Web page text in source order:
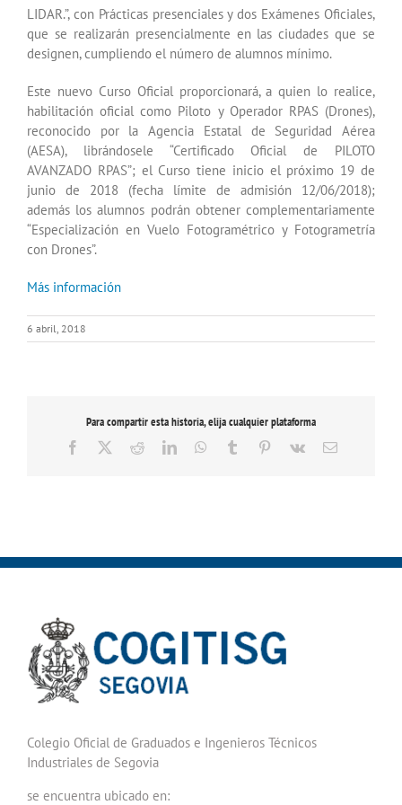
LIDAR.”, con Prácticas presenciales y dos Exámenes Oficiales,
que se realizarán presencialmente en las ciudades que se
designen, cumpliendo el número de alumnos mínimo.
Este nuevo Curso Oficial proporcionará, a quien lo realice,
habilitación oficial como Piloto y Operador RPAS (Drones),
reconocido por la Agencia Estatal de Seguridad Aérea
(AESA), librándosele “Certificado Oficial de PILOTO
AVANZADO RPAS”; el Curso tiene inicio el próximo 19 de
junio de 2018 (fecha límite de admisión 12/06/2018);
además los alumnos podrán obtener complementariamente
“Especialización en Vuelo Fotogramétrico y Fotogrametría
con Drones”.
Más información
6 abril, 2018
Para compartir esta historia, elija cualquier plataforma
Facebook RedditLinkedInWhatsApp
Tumblr Pinterest
Vk
Correo
Colegio Oficial de Graduados e Ingenieros Técnicos
Industriales de Segovia
se encuentra ubicado en: